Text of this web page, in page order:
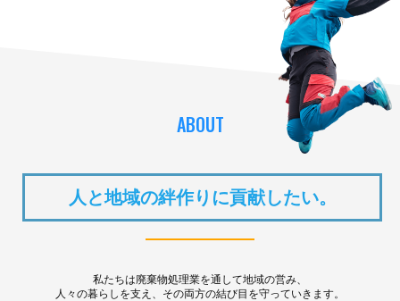
ABOUT
人と地域の絆作りに貢献したい。
私たちは廃棄物処理業を通して地域の営み、
人々の暮らしを支え、その両方の結び目を守っていきます。